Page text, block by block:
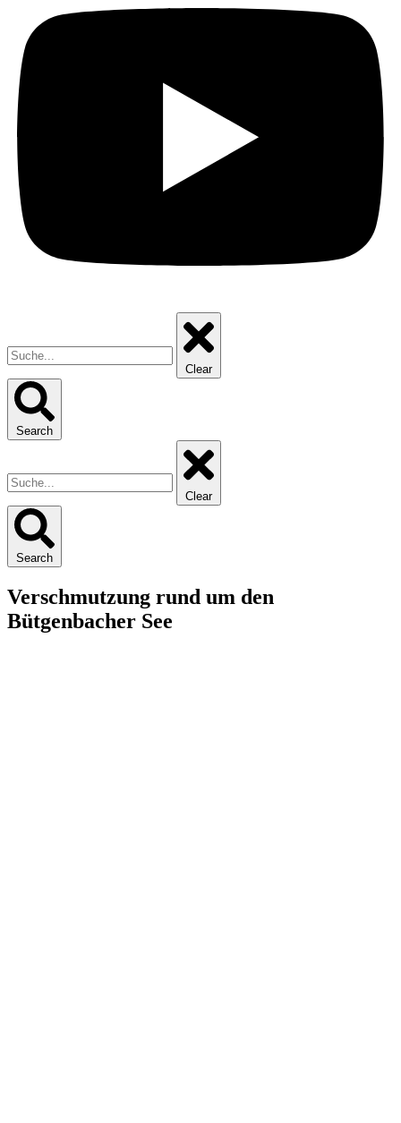
Clear
Search
Clear
Search
Verschmutzung rund um den
Bütgenbacher See